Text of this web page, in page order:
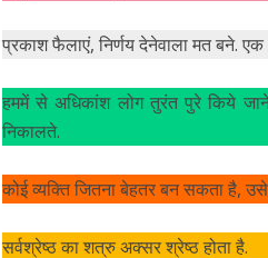
प्रकाश फैलाएं, निर्णय देनेवाला मत बने.
हममें से अधिकांश लोग तुरंत पुरे किये
निकालते.
कोई व्यक्ति जितना बेहतर बन सकता है, उसे
सर्वश्रेष्ठ का शत्रु अक्सर श्रेष्ठ होता है.